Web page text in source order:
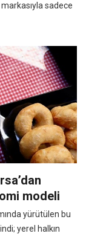
markasıyla sadece
modeli
yürütülen bu
yerel halkın